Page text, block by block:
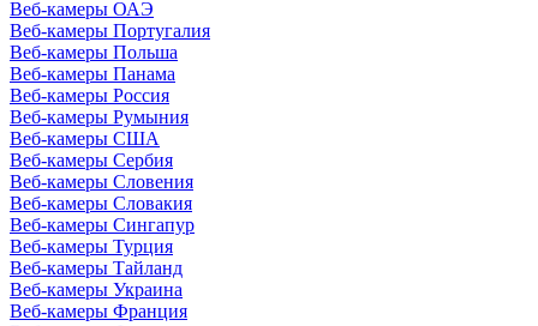
Веб-камеры ОАЭ
Веб-камеры Португалия
Веб-камеры Польша
Веб-камеры Панама
Веб-камеры Россия
Веб-камеры Румыния
Веб-камеры США
Веб-камеры Сербия
Веб-камеры Словения
Веб-камеры Словакия
Веб-камеры Сингапур
Веб-камеры Турция
Веб-камеры Тайланд
Веб-камеры Украина
Веб-камеры Франция